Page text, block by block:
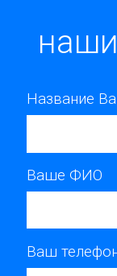
Название
Ваше ФИО
Ваш